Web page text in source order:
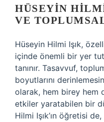
HÜSEYIN
VE
Hüseyin Hilmi Işık,
içinde önemli bir yer
tanınır. Tasavvuf,
boyutlarını
olarak, hem birey hem
etkiler yaratabilen bir
Hilmi Işık’ın öğretisi